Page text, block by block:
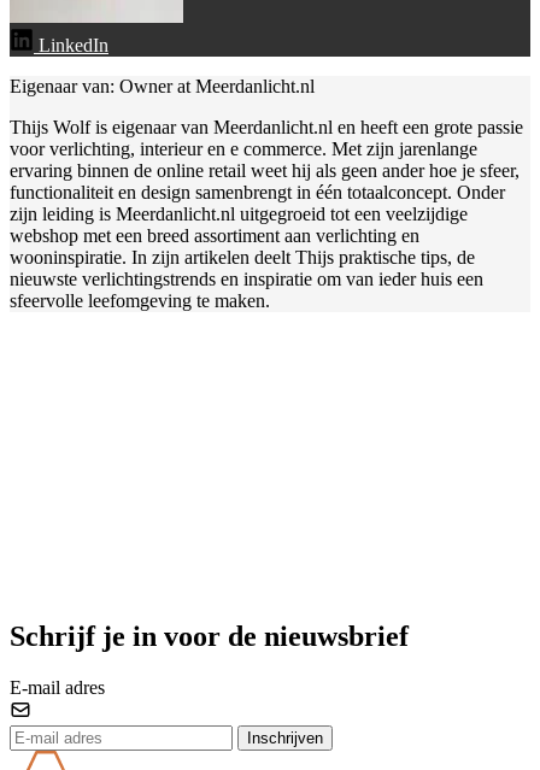
LinkedIn
Eigenaar van: Owner at Meerdanlicht.nl
Thijs Wolf is eigenaar van Meerdanlicht.nl en heeft een grote passie
voor verlichting, interieur en e commerce. Met zijn jarenlange
ervaring binnen de online retail weet hij als geen ander hoe je sfeer,
functionaliteit en design samenbrengt in één totaalconcept. Onder
zijn leiding is Meerdanlicht.nl uitgegroeid tot een veelzijdige
webshop met een breed assortiment aan verlichting en
wooninspiratie. In zijn artikelen deelt Thijs praktische tips, de
nieuwste verlichtingstrends en inspiratie om van ieder huis een
sfeervolle leefomgeving te maken.
Schrijf je in voor de nieuwsbrief
E-mail adres
Inschrijven